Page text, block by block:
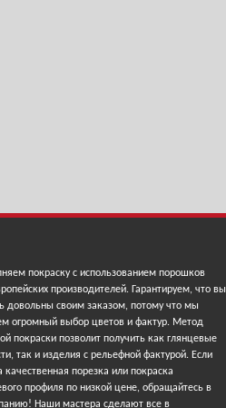
покраску с использованием порошков
производителей. Гарантируем, что вы
довольны своим заказом, потому что мы
огромный выбор цветов и фактур. Метод
покраски позволит получить как глянцевые
так и изделия с рельефной фактурой. Если
качественная порезка или покраска
профиля по низкой цене, обращайтесь в
Наши мастера сделают все в